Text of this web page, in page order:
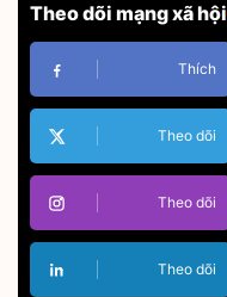
Theo dõi mạng xã hội
Thích
Theo dõi
Theo dõi
Theo dõi